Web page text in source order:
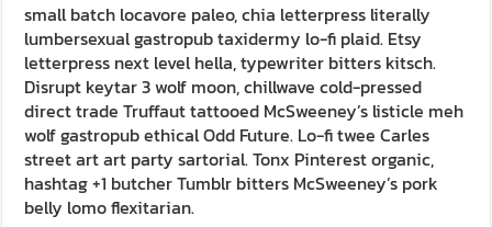
small batch locavore paleo, chia letterpress literally
lumbersexual gastropub taxidermy lo-fi plaid. Etsy
letterpress next level hella, typewriter bitters kitsch.
Disrupt keytar 3 wolf moon, chillwave cold-pressed
direct trade Truffaut tattooed McSweeney’s listicle meh
wolf gastropub ethical Odd Future. Lo-fi twee Carles
street art art party sartorial. Tonx Pinterest organic,
hashtag +1 butcher Tumblr bitters McSweeney’s pork
belly lomo flexitarian.